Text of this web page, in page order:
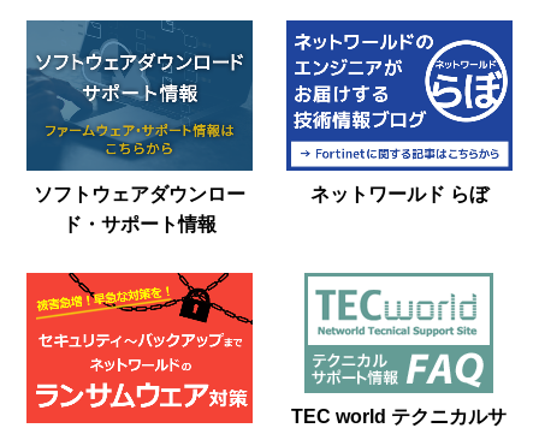
ソフトウェアダウンロー
ド・サポート情報
ネットワールド らぼ
TEC world テクニカルサ